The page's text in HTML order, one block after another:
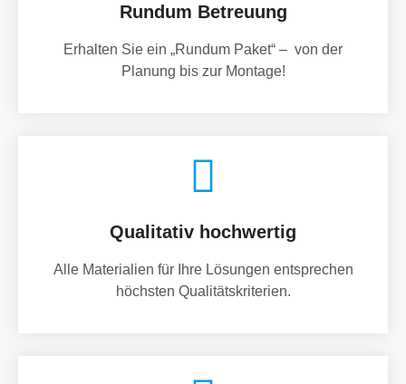
Rundum Betreuung
Erhalten Sie ein „Rundum Paket“ – von der
Planung bis zur Montage!
Qualitativ hochwertig
Alle Materialien für Ihre Lösungen entsprechen
höchsten Qualitätskriterien.